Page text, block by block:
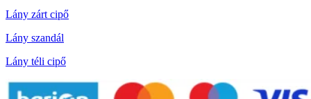
Lány zárt cipő
Lány szandál
Lány téli cipő